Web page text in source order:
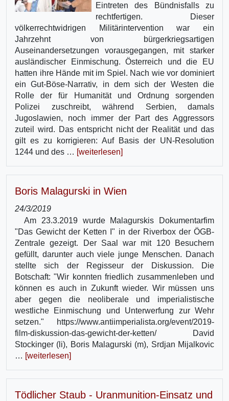
Eintreten des Bündnisfalls zu
rechtfertigen. Dieser
völkerrechtwidrigen Militärintervention war ein
Jahrzehnt von bürgerkriegsartigen
Auseinandersetzungen vorausgegangen, mit starker
ausländischer Einmischung. Österreich und die EU
hatten ihre Hände mit im Spiel. Nach wie vor dominiert
ein Gut-Böse-Narrativ, in dem sich der Westen die
Rolle der für Humanität und Ordnung sorgenden
Polizei zuschreibt, während Serbien, damals
Jugoslawien, noch immer der Part des Aggressors
zuteil wird. Das entspricht nicht der Realität und das
gilt es zu korrigieren: Auf Basis der UN-Resolution
1244 und des … [weiterlesen]
Boris Malagurski in Wien
24/3/2019
Am 23.3.2019 wurde Malagurskis Dokumentarfim
"Das Gewicht der Ketten I" in der Riverbox der ÖGB-
Zentrale gezeigt. Der Saal war mit 120 Besuchern
gefüllt, darunter auch viele junge Menschen. Danach
stellte sich der Regisseur der Diskussion. Die
Botschaft: "Wir konnten friedlich zusammenleben und
können es auch in Zukunft wieder. Wir müssen uns
aber gegen die neoliberale und imperialistische
westliche Einmischung und Unterwerfung zur Wehr
setzen." https://www.antiimperialista.org/event/2019-
film-diskussion-das-gewicht-der-ketten/ David
Stockinger (li), Boris Malagurski (m), Srdjan Mijalkovic
… [weiterlesen]
Tödlicher Staub - Uranmunition-Einsatz und